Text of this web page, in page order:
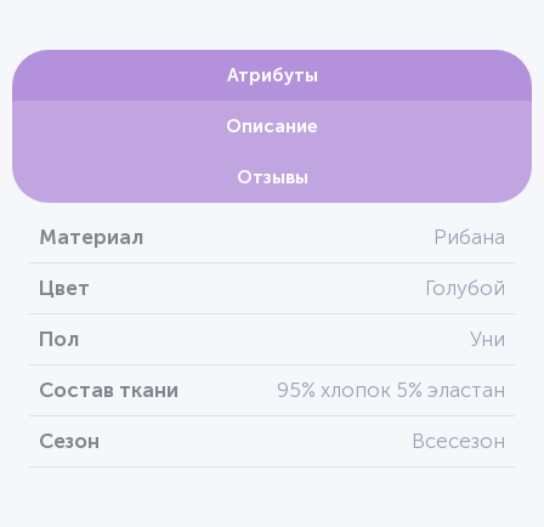
Атрибуты
Описание
Отзывы
Материал Рибана
Цвет Голубой
Пол Уни
Состав ткани 95% хлопок 5% эластан
Сезон Всесезон